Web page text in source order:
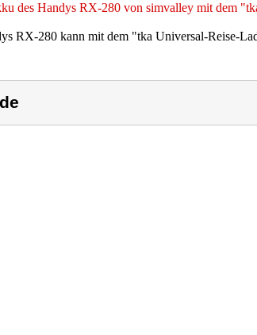
des Handys RX-280 von simvalley mit dem
RX-280 kann mit dem "tka Universal-Reise-